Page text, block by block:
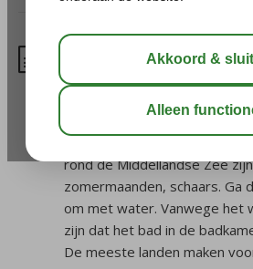
Hoe zijn de
accommodatie
De water- en elektriciteit
rond de Middellandse Zee
zomermaanden, schaars. Ga
om met water. Vanwege het
zijn dat het bad in de
De meeste landen maken